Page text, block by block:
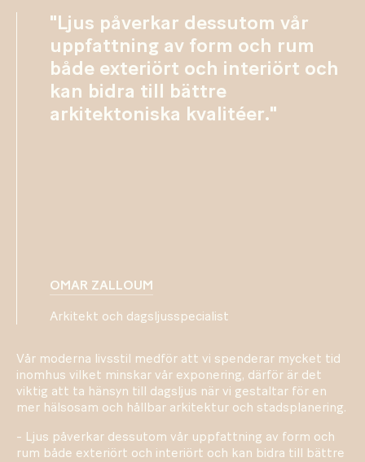
"Ljus påverkar dessutom vår
uppfattning av form och rum
både exteriört och interiört och
kan bidra till bättre
arkitektoniska kvalitéer."
OMAR ZALLOUM
Arkitekt och dagsljusspecialist
Vår moderna livsstil medför att vi spenderar mycket tid
inomhus vilket minskar vår exponering, därför är det
viktig att ta hänsyn till dagsljus när vi gestaltar för en
mer hälsosam och hållbar arkitektur och stadsplanering.
- Ljus påverkar dessutom vår uppfattning av form och
rum både exteriört och interiört och kan bidra till bättre